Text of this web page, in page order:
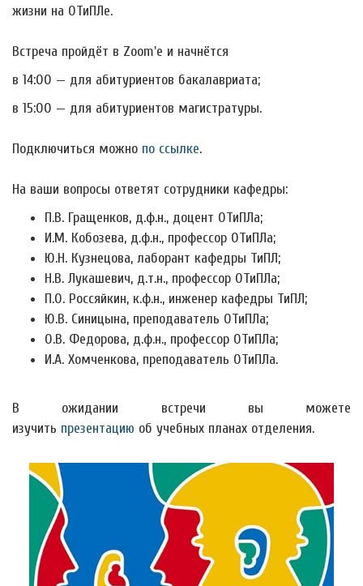
жизни на ОТиПЛе.
Встреча пройдёт в Zoom'е и начнётся
в 14:00 — для абитуриентов бакалавриата;
в 15:00 — для абитуриентов магистратуры.
Подключиться можно по ссылке.
На ваши вопросы ответят сотрудники кафедры:
П.В. Гращенков, д.ф.н., доцент ОТиПЛа;
И.М. Кобозева, д.ф.н., профессор ОТиПЛа;
Ю.Н. Кузнецова, лаборант кафедры ТиПЛ;
Н.В. Лукашевич, д.т.н., профессор ОТиПЛа;
П.О. Россяйкин, к.ф.н., инженер кафедры ТиПЛ;
Ю.В. Синицына, преподаватель ОТиПЛа;
О.В. Федорова, д.ф.н., профессор ОТиПЛа;
И.А. Хомченкова, преподаватель ОТиПЛа.
В ожидании встречи вы можете
изучить презентацию об учебных планах отделения.